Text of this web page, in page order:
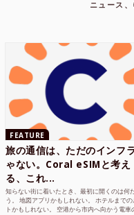
ニュース
FEATURE
旅の通信は、ただのインフ
ゃない。Coral eSIMと考え
る、これ...
知らない街に着いたとき、最初に開くのは何
う。 地図アプリかもしれない。 ホテルまで
トかもしれない。 空港から市内へ向かう電車